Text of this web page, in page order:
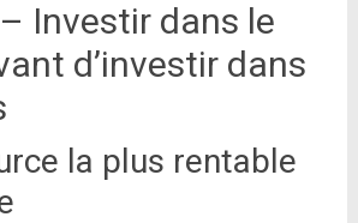
Investir dans le
d’investir dans
la plus rentable